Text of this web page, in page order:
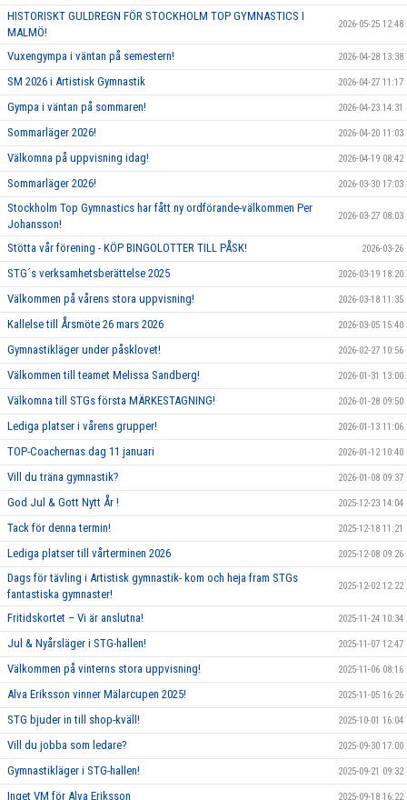
HISTORISKT GULDREGN FÖR STOCKHOLM TOP GYMNASTICS I
MALMÖ!
2026-05-25 12:48
Vuxengympa i väntan på semestern! 2026-04-28 13:38
SM 2026 i Artistisk Gymnastik 2026-04-27 11:17
Gympa i väntan på sommaren! 2026-04-23 14:31
Sommarläger 2026! 2026-04-20 11:03
Välkomna på uppvisning idag! 2026-04-19 08:42
Sommarläger 2026! 2026-03-30 17:03
Stockholm Top Gymnastics har fått ny ordförande-välkommen Per
Johansson!
2026-03-27 08:03
Stötta vår förening - KÖP BINGOLOTTER TILL PÅSK! 2026-03-26
STG´s verksamhetsberättelse 2025 2026-03-19 18:20
Välkommen på vårens stora uppvisning! 2026-03-18 11:35
Kallelse till Årsmöte 26 mars 2026 2026-03-05 15:40
Gymnastikläger under påsklovet! 2026-02-27 10:56
Välkommen till teamet Melissa Sandberg! 2026-01-31 13:00
Välkomna till STGs första MÄRKESTAGNING! 2026-01-28 09:50
Lediga platser i vårens grupper! 2026-01-13 11:06
TOP-Coachernas dag 11 januari 2026-01-12 10:40
Vill du träna gymnastik? 2026-01-08 09:37
God Jul & Gott Nytt År ! 2025-12-23 14:04
Tack för denna termin! 2025-12-18 11:21
Lediga platser till vårterminen 2026 2025-12-08 09:26
Dags för tävling i Artistisk gymnastik- kom och heja fram STGs
fantastiska gymnaster!
2025-12-02 12:22
Fritidskortet – Vi är anslutna! 2025-11-24 10:34
Jul & Nyårsläger i STG-hallen! 2025-11-07 12:47
Välkommen på vinterns stora uppvisning! 2025-11-06 08:16
Alva Eriksson vinner Mälarcupen 2025! 2025-11-05 16:26
STG bjuder in till shop-kväll! 2025-10-01 16:04
Vill du jobba som ledare? 2025-09-30 17:00
Gymnastikläger i STG-hallen! 2025-09-21 09:32
Inget VM för Alva Eriksson 2025-09-18 16:22